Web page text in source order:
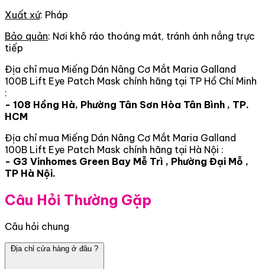
Xuất xứ: Pháp
Bảo quản: Nơi khô ráo thoáng mát, tránh ánh nắng trực
tiếp
Địa chỉ mua Miếng Dán Nâng Cơ Mắt Maria Galland
100B Lift Eye Patch Mask chính hãng tại TP Hồ Chí Minh
:
- 108 Hồng Hà, Phường Tân Sơn Hòa Tân Bình , TP.
HCM
Địa chỉ mua Miếng Dán Nâng Cơ Mắt Maria Galland
100B Lift Eye Patch Mask chính hãng tại Hà Nội :
- G3 Vinhomes Green Bay Mễ Trì , Phường Đại Mỗ ,
TP Hà Nội.
Câu Hỏi Thường Gặp
Câu hỏi chung
Địa chỉ cửa hàng ở đâu ?